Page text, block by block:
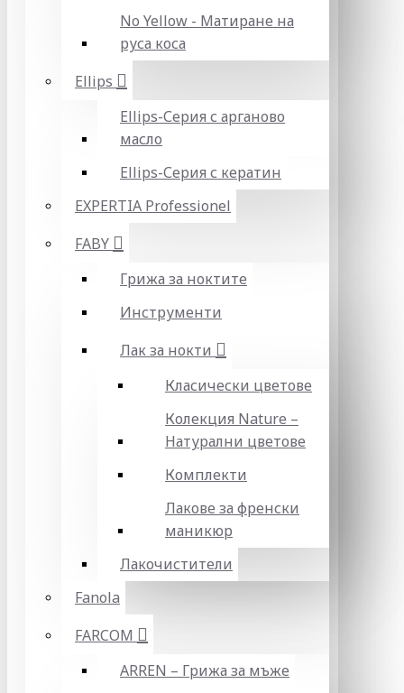
No Yellow - Матиране на
руса коса
Ellips
Ellips-Серия с арганово
масло
Ellips-Серия с кератин
EXPERTIA Professionel
FABY
Грижа за ноктите
Инструменти
Лак за нокти
Класически цветове
Колекция Nature –
Натурални цветове
Комплекти
Лакове за френски
маникюр
Лакочистители
Fanola
FARCOM
ARREN – Грижа за мъже